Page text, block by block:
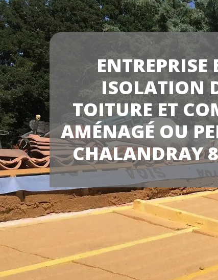
ENTREPRISE
ISOLATION
TOITURE ET
AMÉNAGÉ OU
CHALANDRAY